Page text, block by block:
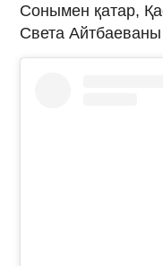
Cонымен қатар,
Света